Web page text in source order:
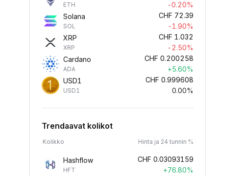
ETH
-0.20%
Solana
SOL
CHF 72.39
-1.90%
XRP
XRP
CHF 1.032
-2.50%
Cardano
ADA
CHF 0.200258
+5.60%
USD1
USD1
CHF 0.999608
0.00%
Trendaavat kolikot
Kolikko Hinta ja 24 tunnin %
Hashflow
HFT
CHF 0.03093159
+76.80%